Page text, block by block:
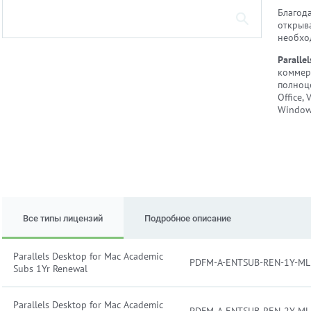
Office,
Все типы лицензий Подробное описание
Parallels Desktop for Mac Academic
Subs 1Yr Renewal
PDFM-A-ENTSUB-REN-1Y-ML
Parallels Desktop for Mac Academic